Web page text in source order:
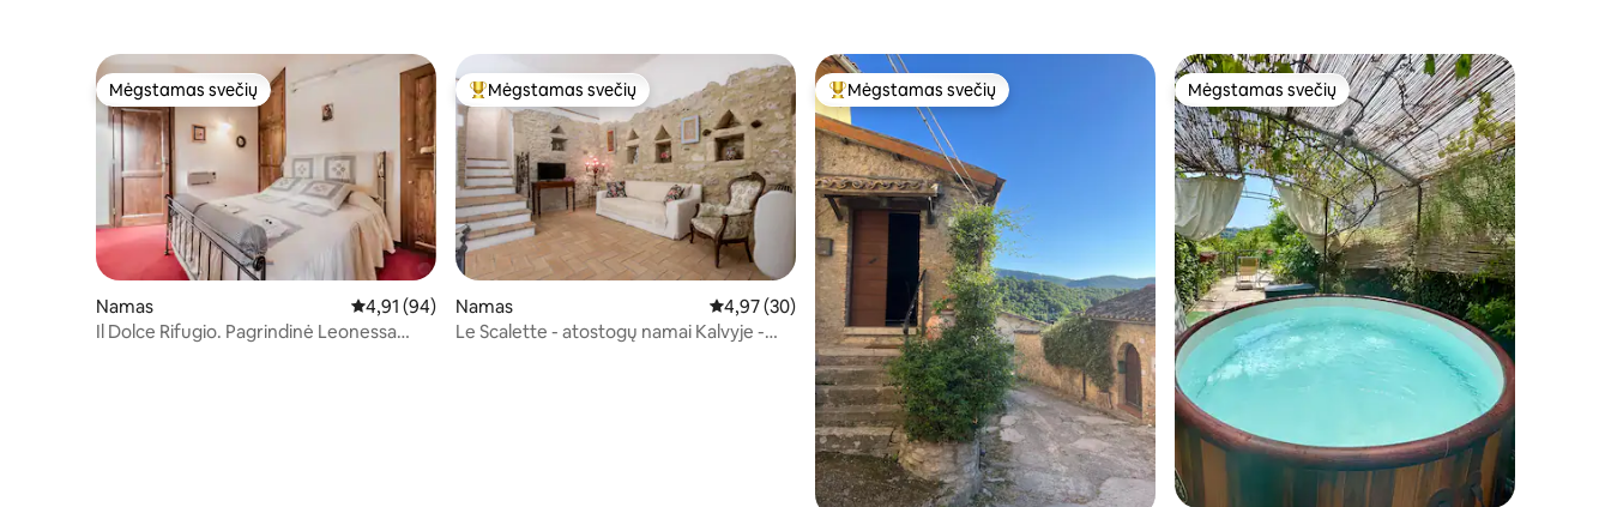
Mėgstamas svečių
Mėgstamas svečių
Namas Vidutinis įvertinimas: 4,91 iš 5, atsiliepimų: 94
4,91 (94)
Il Dolce Rifugio. Pagrindinė Leonessa
Svečių mėgstamiausias
Mėgstamas svečių
Namas Vidutinis įvertinimas: 4,97 iš 5, atsiliepimų: 30
4,97 (30)
Le Scalette - atostogų namai Kalvyje -
Svečių mėgstamiausias
Mėgstamas svečių Mėgstamas svečių
Mėgstamas svečių